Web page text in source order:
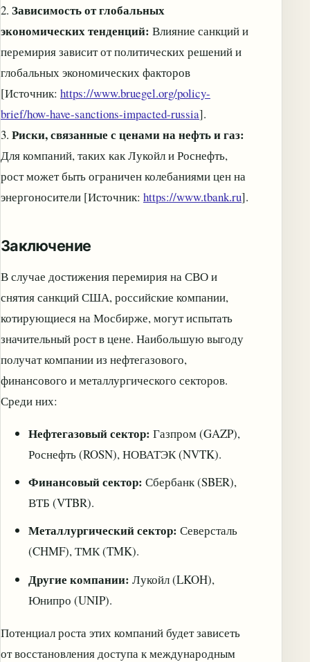
2. Зависимость от глобальных
экономических тенденций: Влияние санкций и
перемирия зависит от политических решений и
глобальных экономических факторов
[Источник: https://www.bruegel.org/policy-
brief/how-have-sanctions-impacted-russia].
3. Риски, связанные с ценами на нефть и газ:
Для компаний, таких как Лукойл и Роснефть,
рост может быть ограничен колебаниями цен на
энергоносители [Источник: https://www.tbank.ru].
Заключение
В случае достижения перемирия на СВО и
снятия санкций США, российские компании,
котирующиеся на Мосбирже, могут испытать
значительный рост в цене. Наибольшую выгоду
получат компании из нефтегазового,
финансового и металлургического секторов.
Среди них:
Нефтегазовый сектор: Газпром (GAZP),
Роснефть (ROSN), НОВАТЭК (NVTK).
Финансовый сектор: Сбербанк (SBER),
ВТБ (VTBR).
Металлургический сектор: Северсталь
(CHMF), ТМК (TMK).
Другие компании: Лукойл (LKOH),
Юнипро (UNIP).
Потенциал роста этих компаний будет зависеть
от восстановления доступа к международным